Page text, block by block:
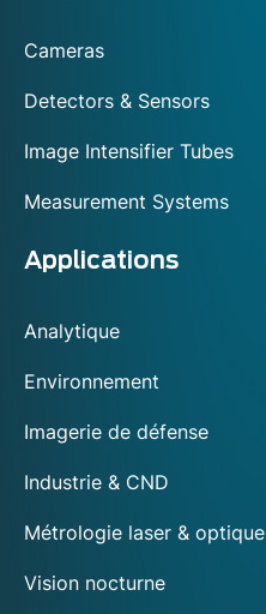
Cameras
Detectors & Sensors
Image Intensifier Tubes
Measurement Systems
Applications
Analytique
Environnement
Imagerie de défense
Industrie & CND
Métrologie laser & optique
Vision nocturne